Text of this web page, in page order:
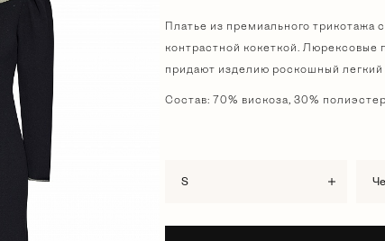
Платье из премиального трикотажа
контрастной кокеткой. Люрексовые
придают изделию роскошный легкий
Состав: 70% вискоза, 30% полиэстер
S